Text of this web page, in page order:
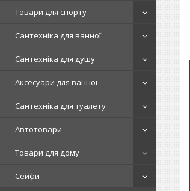
Товари для спорту
Сантехніка для ванної
Сантехніка для душу
Аксесуари для ванної
Сантехніка для туалету
Автотовари
Товари для дому
Сейфи